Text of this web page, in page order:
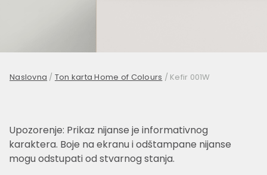
Naslovna / Ton karta Home of Colours / Kefir 001W
Upozorenje: Prikaz nijanse je informativnog
karaktera. Boje na ekranu i odštampane nijanse
mogu odstupati od stvarnog stanja.